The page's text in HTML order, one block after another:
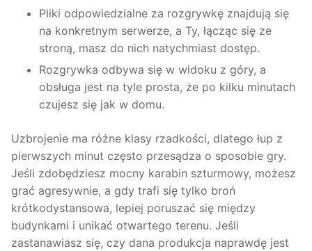
Pliki odpowiedzialne za rozgrywkę znajdują się
na konkretnym serwerze, a Ty, łącząc się ze
stroną, masz do nich natychmiast dostęp.
Rozgrywka odbywa się w widoku z góry, a
obsługa jest na tyle prosta, że po kilku minutach
czujesz się jak w domu.
Uzbrojenie ma różne klasy rzadkości, dlatego łup z
pierwszych minut często przesądza o sposobie gry.
Jeśli zdobędziesz mocny karabin szturmowy, możesz
grać agresywnie, a gdy trafi się tylko broń
krótkodystansowa, lepiej poruszać się między
budynkami i unikać otwartego terenu. Jeśli
zastanawiasz się, czy dana produkcja naprawdę jest